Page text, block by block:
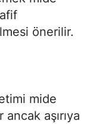
önerilir.
mide
ancak aşırıya